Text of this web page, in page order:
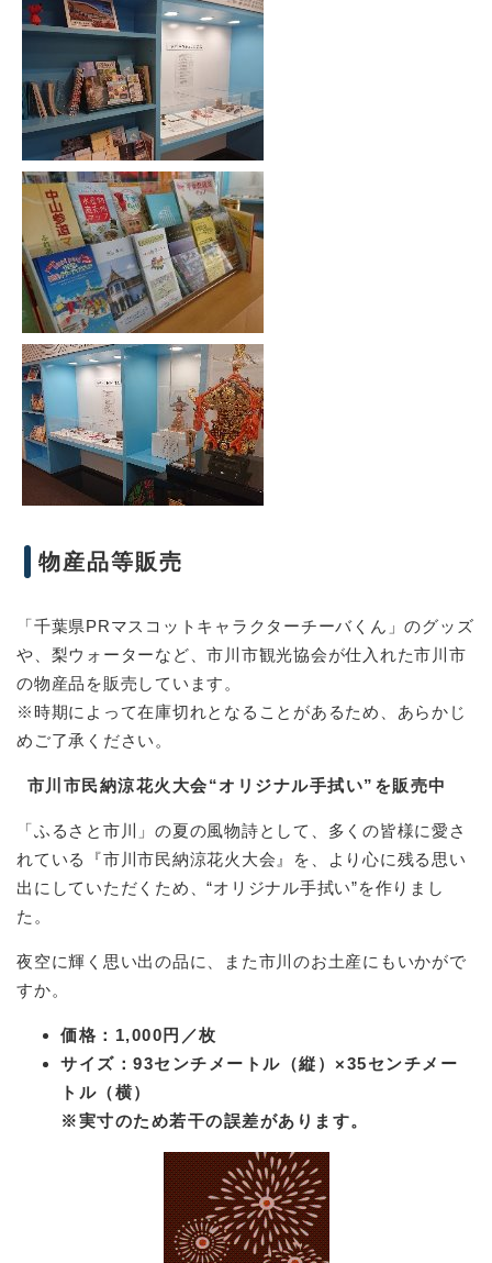
物産品等販売
「千葉県PRマスコットキャラクターチーバくん」のグッズ
や、梨ウォーターなど、市川市観光協会が仕入れた市川市
の物産品を販売しています。
※時期によって在庫切れとなることがあるため、あらかじ
めご了承ください。
市川市民納涼花火大会“オリジナル手拭い”を販売中
「ふるさと市川」の夏の風物詩として、多くの皆様に愛さ
れている『市川市民納涼花火大会』を、より心に残る思い
出にしていただくため、“オリジナル手拭い”を作りまし
た。
夜空に輝く思い出の品に、また市川のお土産にもいかがで
すか。
価格：1,000円／枚
サイズ：93センチメートル（縦）×35センチメー
トル（横）
※実寸のため若干の誤差があります。